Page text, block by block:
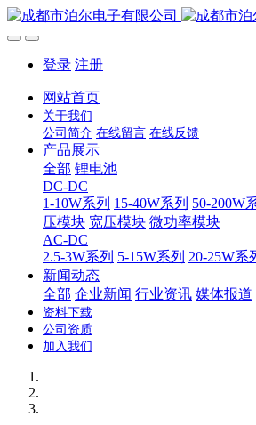
登录 注册
网站首页
关于我们
公司简介 在线留言 在线反馈
产品展示
全部 锂电池
DC-DC
1-10W系列 15-40W系列 50-200W
压模块 宽压模块 微功率模块
AC-DC
2.5-3W系列 5-15W系列 20-25W系
新闻动态
全部 企业新闻 行业资讯 媒体报道
资料下载
公司资质
加入我们